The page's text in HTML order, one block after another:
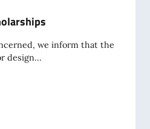
we inform that the
design...
Scholarships